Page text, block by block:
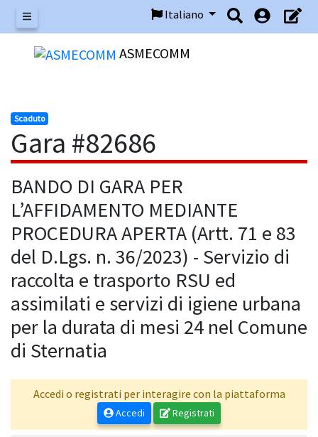
Menu
Italiano
ASMECOMM
Scaduto
Gara #82686
BANDO DI GARA PER
L’AFFIDAMENTO MEDIANTE
PROCEDURA APERTA (Artt. 71 e 83
del D.Lgs. n. 36/2023) - Servizio di
raccolta e trasporto RSU ed
assimilati e servizi di igiene urbana
per la durata di mesi 24 nel Comune
di Sternatia
Accedi o registrati per interagire con la piattaforma
Accedi Registrati